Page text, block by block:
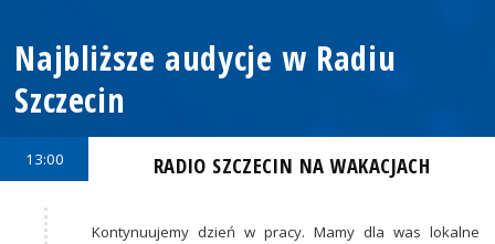
Najbliższe audycje w Radiu
Szczecin
13:00 RADIO SZCZECIN NA WAKACJACH
Kontynuujemy dzień w pracy. Mamy dla was lokalne